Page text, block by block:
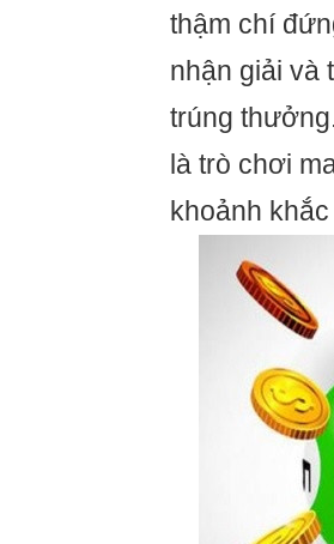
thậm chí
nhận giải và
trúng
là trò chơi
khoảnh